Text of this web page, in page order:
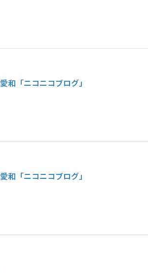
愛和「ニコニコブログ」
愛和「ニコニコブログ」